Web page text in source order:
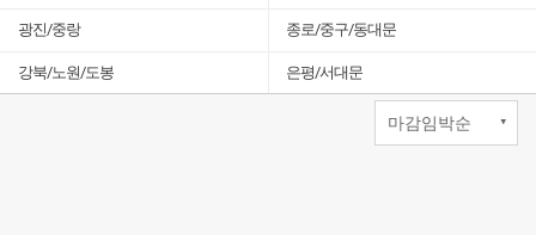
광진/중랑 종로/중구/동대문
강북/노원/도봉 은평/서대문